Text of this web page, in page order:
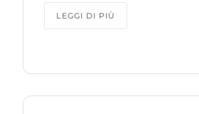
LEGGI DI PIÙ